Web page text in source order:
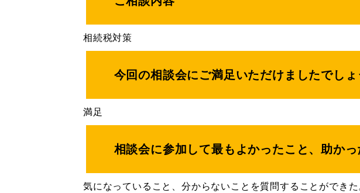
相続税対策
今回の相談会にご満足いただけましたでしょ
満足
相談会に参加して最もよかったこと、助かっ
気になっていること、分からないことを質問することができ